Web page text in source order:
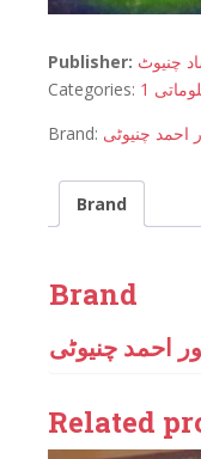
Publisher: چنیوٹ
Categories:
1
Brand: احمد چنیوٹی
Brand
Brand
احمد چنیوٹی
Related